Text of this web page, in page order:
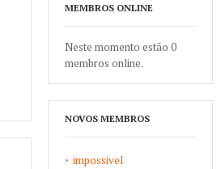
MEMBROS ONLINE
Neste momento estão 0
membros online.
NOVOS MEMBROS
impossivel